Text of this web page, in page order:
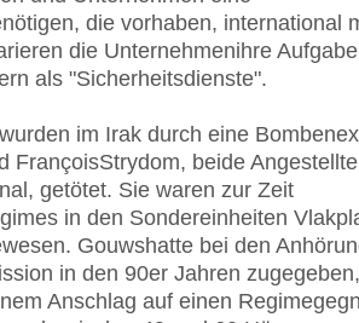
die vorhaben, international
die Unternehmenihre
als "Sicherheitsdienste".
im Irak durch eine
FrançoisStrydom, beide
getötet. Sie waren zur Zeit
in den Sondereinheiten
Gouwshatte bei den
in den 90er Jahren zugegeben,
Anschlag auf einen